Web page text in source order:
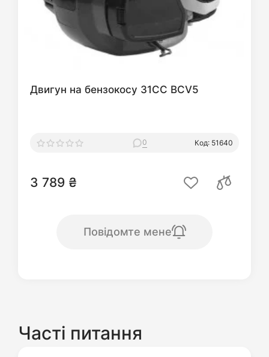
Двигун на бензокосу 31СС BCV5
0 Код: 51640
3 789 ₴
Повідомте мене
Часті питання